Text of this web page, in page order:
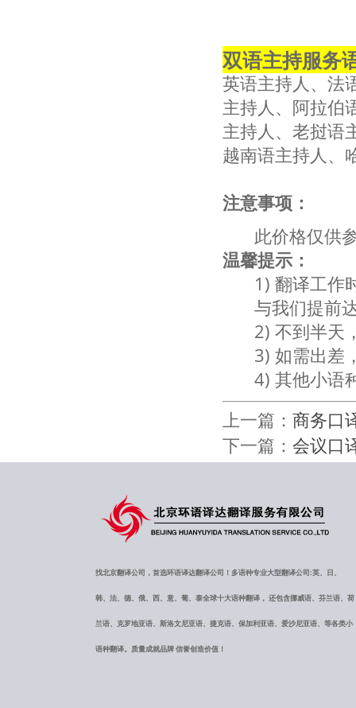
双语主持服务
英语主持人、法
主持人、阿拉伯
主持人、老挝语
越南语主持人、
注意事项：
此价格仅供
温馨提示：
1) 翻译工作
与我们提前
2) 不到半天
3) 如需出差
4) 其他小语
上一篇： 商务口
下一篇： 会议口
找北京翻译公司，首选环语译达翻译公司！多语种专业大型翻译公司:英、日、
韩、法、德、俄、西、意、葡、泰全球十大语种翻译， 还包含挪威语、芬兰语、荷
兰语、克罗地亚语、斯洛文尼亚语、捷克语、保加利亚语、爱沙尼亚语、等各类小
语种翻译。质量成就品牌 信誉创造价值！